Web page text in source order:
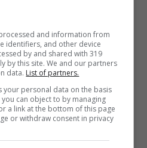
– Solonotizie24
and information from
identifiers, and other device
by and shared with 319
by this site. We and our partners
data. List of partners.
your personal data on the basis
can object to by managing
a link at the bottom of this page
or withdraw consent in privacy